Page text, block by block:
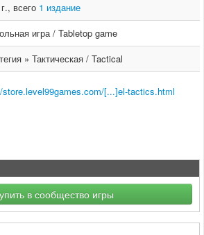
всего 1 издание
игра / Tabletop game
» Тактическая / Tactical
store.level99games.com/[...]el-tactics.html
в сообщество игры